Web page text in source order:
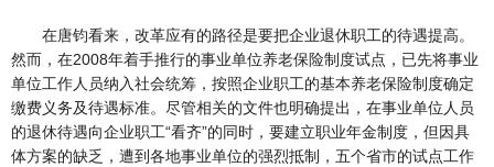
在唐钧看来，改革应有的路径是要把企业退休职工的待遇提高。
然而，在2008年着手推行的事业单位养老保险制度试点，已先将事业
单位工作人员纳入社会统筹，按照企业职工的基本养老保险制度确定
缴费义务及待遇标准。尽管相关的文件也明确提出，在事业单位人员
的退休待遇向企业职工“看齐”的同时，要建立职业年金制度，但因具
体方案的缺乏，遭到各地事业单位的强烈抵制，五个省市的试点工作